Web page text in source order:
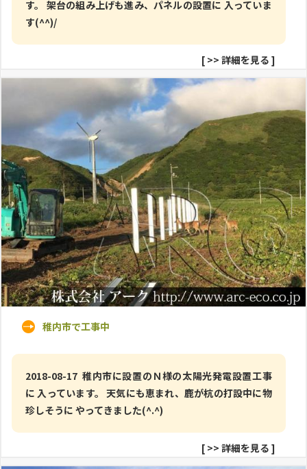
す。 架台の組み上げも進み、パネルの設置に 入っていま
す(^^)/
[ >> 詳細を見る ]
稚内市で工事中
2018-08-17 稚内市に設置のＮ様の太陽光発電設置工事
に 入っています。 天気にも恵まれ、鹿が杭の打設中に物
珍しそうに やってきました(^.^)
[ >> 詳細を見る ]